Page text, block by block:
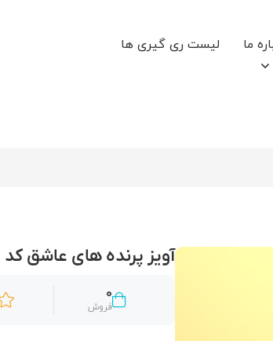
ما لیست ری گیری ها
آویز پرنده های عاشق کد‌ N01
0
فروش